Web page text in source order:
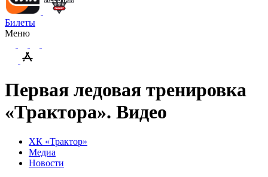
Билеты
Меню
Первая ледовая тренировка
«Трактора». Видео
ХК «Трактор»
Медиа
Новости